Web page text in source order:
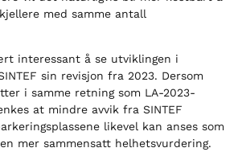
med samme antall
interessant å se utviklingen i
sin revisjon fra 2023. Dersom
i samme retning som LA-2023-
at mindre avvik fra SINTEF
likevel kan anses som
mer sammensatt helhetsvurdering.